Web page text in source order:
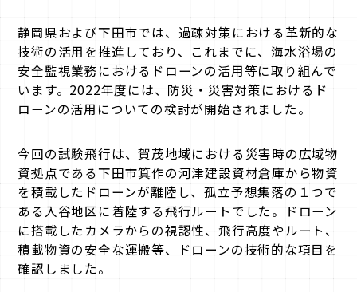
静岡県および下田市では、過疎対策における革新的な
技術の活用を推進しており、これまでに、海水浴場の
安全監視業務におけるドローンの活用等に取り組んで
います。2022年度には、防災・災害対策におけるド
ローンの活用についての検討が開始されました。
今回の試験飛行は、賀茂地域における災害時の広域物
資拠点である下田市箕作の河津建設資材倉庫から物資
を積載したドローンが離陸し、孤立予想集落の１つで
ある入谷地区に着陸する飛行ルートでした。ドローン
に搭載したカメラからの視認性、飛行高度やルート、
積載物資の安全な運搬等、ドローンの技術的な項目を
確認しました。